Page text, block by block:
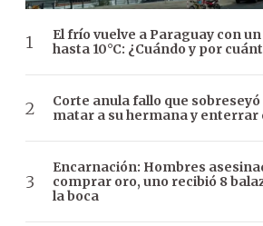
El frío vuelve a Paraguay con
hasta 10°C: ¿Cuándo y por
Corte anula fallo que sobreseyó
matar a su hermana y enterrar
Encarnación: Hombres
comprar oro, uno recibió 8
la boca